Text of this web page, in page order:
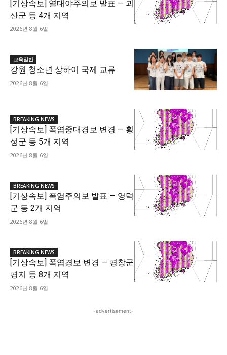
[기상속보] 열대야주의보 발표 — 괴
산군 등 4개 지역
2026년 8월 6일
교육일반
강원 청소년 상하이 국제 교류
2026년 8월 6일
BREAKING NEWS
[기상속보] 폭염중대경보 변경 — 횡
성군 등 5개 지역
2026년 8월 6일
BREAKING NEWS
[기상속보] 폭염주의보 발표 — 영덕
군 등 2개 지역
2026년 8월 6일
BREAKING NEWS
[기상속보] 폭염경보 변경 — 평창군
평지 등 8개 지역
2026년 8월 6일
-advertisement-